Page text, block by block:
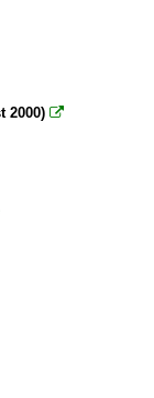
2000) 